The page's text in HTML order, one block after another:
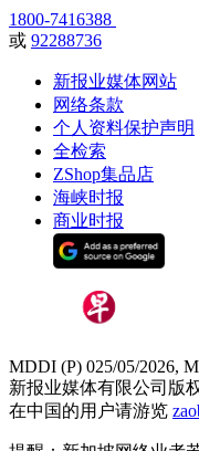
1800-7416388
或 92288736
新报业媒体网站
网络条款
个人资料保护声明
全检索
ZShop集品店
海峡时报
商业时报
MDDI (P) 025/05/2026,
新报业媒体有限公司版
在中国的用户请游览